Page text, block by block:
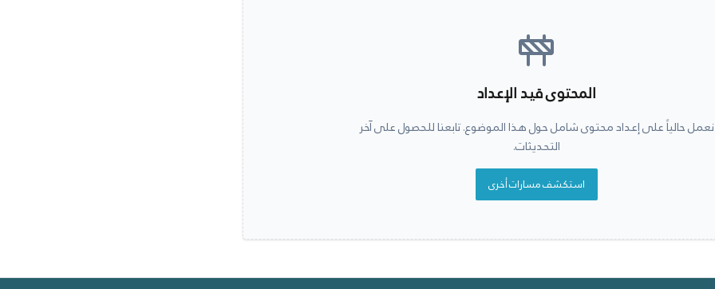
المحتوى قيد الإعداد
نعمل حالياً على إعداد محتوى شامل حول هذا الموضوع. تابعنا للحصول على آخر
التحديثات.
استكشف مسارات أخرى